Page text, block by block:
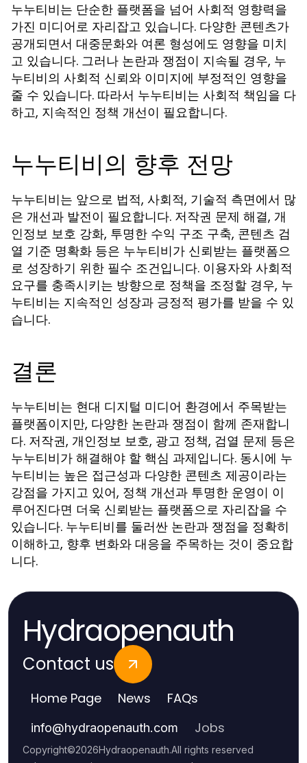
누누티비는 단순한 플랫폼을 넘어 사회적 영향력을
가진 미디어로 자리잡고 있습니다. 다양한 콘텐츠가
공개되면서 대중문화와 여론 형성에도 영향을 미치
고 있습니다. 그러나 논란과 쟁점이 지속될 경우, 누
누티비의 사회적 신뢰와 이미지에 부정적인 영향을
줄 수 있습니다. 따라서 누누티비는 사회적 책임을 다
하고, 지속적인 정책 개선이 필요합니다.
누누티비의 향후 전망
누누티비는 앞으로 법적, 사회적, 기술적 측면에서 많
은 개선과 발전이 필요합니다. 저작권 문제 해결, 개
인정보 보호 강화, 투명한 수익 구조 구축, 콘텐츠 검
열 기준 명확화 등은 누누티비가 신뢰받는 플랫폼으
로 성장하기 위한 필수 조건입니다. 이용자와 사회적
요구를 충족시키는 방향으로 정책을 조정할 경우, 누
누티비는 지속적인 성장과 긍정적 평가를 받을 수 있
습니다.
결론
누누티비는 현대 디지털 미디어 환경에서 주목받는
플랫폼이지만, 다양한 논란과 쟁점이 함께 존재합니
다. 저작권, 개인정보 보호, 광고 정책, 검열 문제 등은
누누티비가 해결해야 할 핵심 과제입니다. 동시에 누
누티비는 높은 접근성과 다양한 콘텐츠 제공이라는
강점을 가지고 있어, 정책 개선과 투명한 운영이 이
루어진다면 더욱 신뢰받는 플랫폼으로 자리잡을 수
있습니다. 누누티비를 둘러싼 논란과 쟁점을 정확히
이해하고, 향후 변화와 대응을 주목하는 것이 중요합
니다.
Hydraopenauth
Contact us
Home Page News FAQs
info@hydraopenauth.com Jobs
Copyright©2026Hydraopenauth.All rights reserved